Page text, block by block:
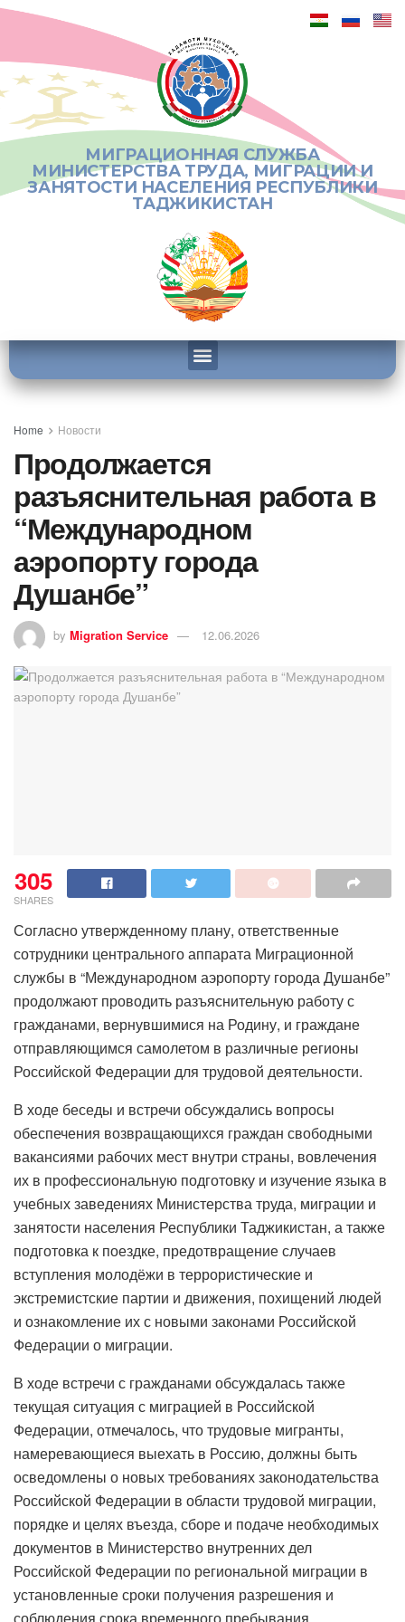
МИГРАЦИОННАЯ СЛУЖБА
МИНИСТЕРСТВА ТРУДА, МИГРАЦИИ И
ЗАНЯТОСТИ НАСЕЛЕНИЯ РЕСПУБЛИКИ
ТАДЖИКИСТАН
Home Новости
Продолжается
разъяснительная работа в
“Международном
аэропорту города
Душанбе”
by Migration Service 12.06.2026
305
SHARES
Согласно утвержденному плану, ответственные
сотрудники центрального аппарата Миграционной
службы в “Международном аэропорту города Душанбе”
продолжают проводить разъяснительную работу с
гражданами, вернувшимися на Родину, и граждане
отправляющимся самолетом в различные регионы
Российской Федерации для трудовой деятельности.
В ходе беседы и встречи обсуждались вопросы
обеспечения возвращающихся граждан свободными
вакансиями рабочих мест внутри страны, вовлечения
их в профессиональную подготовку и изучение языка в
учебных заведениях Министерства труда, миграции и
занятости населения Республики Таджикистан, а также
подготовка к поездке, предотвращение случаев
вступления молодёжи в террористические и
экстремистские партии и движения, похищений людей
и ознакомление их с новыми законами Российской
Федерации о миграции.
В ходе встречи с гражданами обсуждалась также
текущая ситуация с миграцией в Российской
Федерации, отмечалось, что трудовые мигранты,
намеревающиеся выехать в Россию, должны быть
осведомлены о новых требованиях законодательства
Российской Федерации в области трудовой миграции,
порядке и целях въезда, сборе и подаче необходимых
документов в Министерство внутренних дел
Российской Федерации по региональной миграции в
установленные сроки получения разрешения и
соблюдения срока временного пребывания